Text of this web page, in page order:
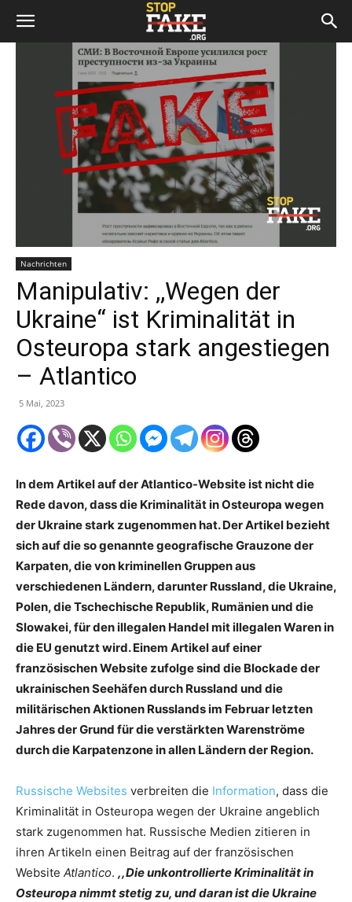
Nachrichten
Manipulativ: ,,Wegen der
Ukraine“ ist Kriminalität in
Osteuropa stark angestiegen
– Atlantico
5 Mai, 2023
In dem Artikel auf der Atlantico-Website ist nicht die
Rede davon, dass die Kriminalität in Osteuropa wegen
der Ukraine stark zugenommen hat. Der Artikel bezieht
sich auf die so genannte geografische Grauzone der
Karpaten, die von kriminellen Gruppen aus
verschiedenen Ländern, darunter Russland, die Ukraine,
Polen, die Tschechische Republik, Rumänien und die
Slowakei, für den illegalen Handel mit illegalen Waren in
die EU genutzt wird. Einem Artikel auf einer
französischen Website zufolge sind die Blockade der
ukrainischen Seehäfen durch Russland und die
militärischen Aktionen Russlands im Februar letzten
Jahres der Grund für die verstärkten Warenströme
durch die Karpatenzone in allen Ländern der Region.
Russische Websites verbreiten die Information, dass die
Kriminalität in Osteuropa wegen der Ukraine angeblich
stark zugenommen hat. Russische Medien zitieren in
ihren Artikeln einen Beitrag auf der französischen
Website Atlantico. ,,Die unkontrollierte Kriminalität in
Osteuropa nimmt stetig zu, und daran ist die Ukraine